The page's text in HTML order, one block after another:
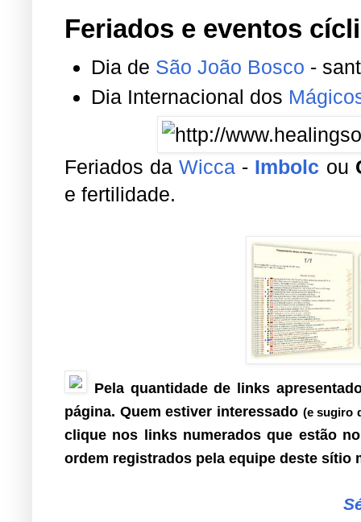
Feriados e eventos
Dia de São João Bosco -
Dia Internacional dos
Feriados daWicca - Imbolc ou
e fertilidade.
Pela quantidade de links
página. Quem estiver interessado (e sugiro
clique nos links numerados que estão
ordem registrados pela equipe deste sítio